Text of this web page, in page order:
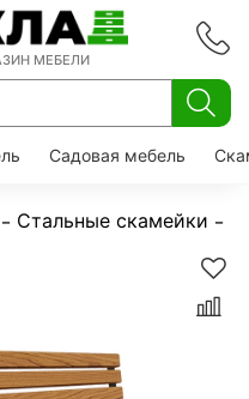
МЕБЕЛИ
Садовая мебель
Стальные скамейки